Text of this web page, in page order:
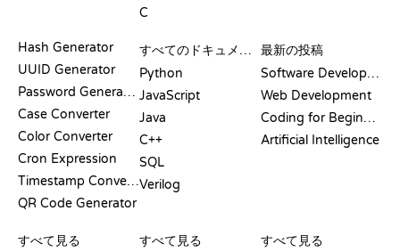
C
Hash Generator
UUID Generator
Password Generator
Case Converter
Color Converter
Cron Expression
Timestamp Converter
QR Code Generator
すべてのドキュメント
Python
JavaScript
Java
C++
SQL
Verilog
最新の投稿
Software Development
Web Development
Coding for Beginners
Artificial Intelligence
すべて見る
すべて見る
すべて見る